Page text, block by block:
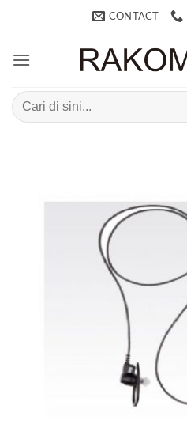
CONTACT
Search
for: